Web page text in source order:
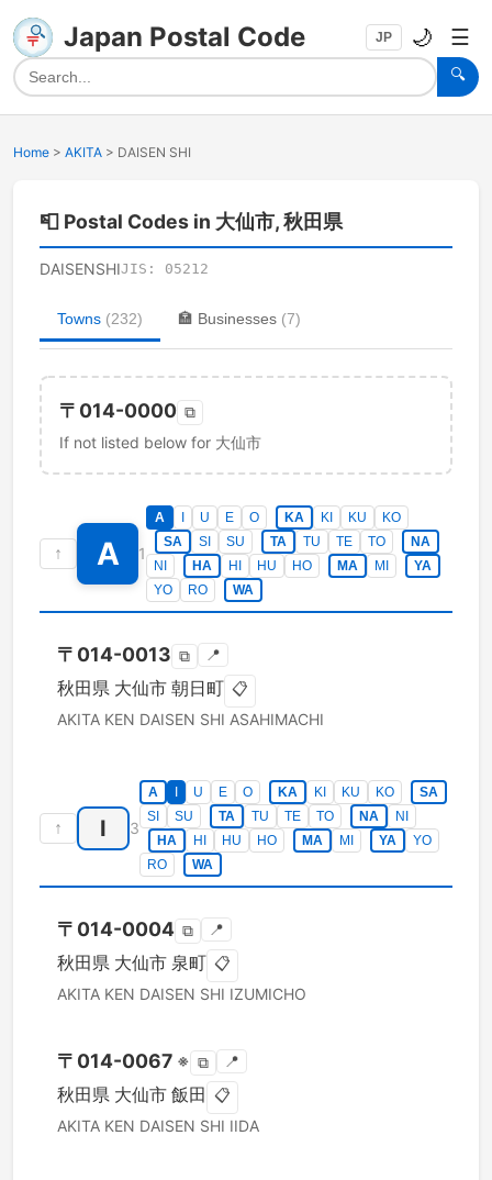
Japan Postal Code
🔍
JP 🌙 ☰
Home > AKITA > DAISEN SHI
📮 Postal Codes in 大仙市, 秋田県
DAISENSHIJIS: 05212
Towns (232) 🏣 Businesses (7)
〒 014-0000 ⧉
If not listed below for 大仙市
↑ A 1
A U E O KA KI KU
KO
SA
SI SU TA TU TE TO
NA
NI
HA HI HU HO MA MI
YA
YO
RO WA
〒 014-0013 ⧉ 📍
秋田県 大仙市 朝日町 📋
AKITA KEN DAISEN SHI ASAHIMACHI
↑ I 3
A U E O KA KI KU KO
SA
SI
SU TA TU TE TO NA
NI
HA
HI HU HO MA MI YA
YO
RO
WA
〒 014-0004 ⧉ 📍
秋田県 大仙市 泉町 📋
AKITA KEN DAISEN SHI IZUMICHO
〒 014-0067 ※ ⧉ 📍
秋田県 大仙市 飯田 📋
AKITA KEN DAISEN SHI IIDA